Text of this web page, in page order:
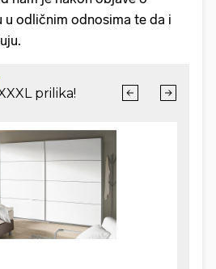
u odličnim odnosima te da i